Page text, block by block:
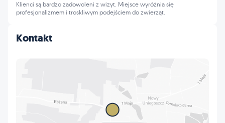
Kontakt
Klienci są bardzo zadowoleni z wizyt. Miejsce wyróżnia się
profesjonalizmem i troskliwym podejściem do zwierząt.